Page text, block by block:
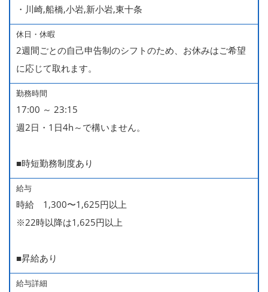
・川崎,船橋,小岩,新小岩,東十条
休日・休暇
2週間ごとの自己申告制のシフトのため、お休みはご希望
に応じて取れます。
勤務時間
17:00 ～ 23:15
週2日・1日4h～で構いません。
■時短勤務制度あり
給与
時給 1,300〜1,625円以上
※22時以降は1,625円以上
■昇給あり
給与詳細